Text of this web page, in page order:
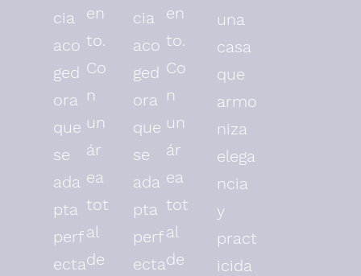
cia
aco
ged
ora
que
se
ada
pta
perf
ecta
en
to.
Co
n
un
ár
ea
tot
al
de
cia
aco
ged
ora
que
se
ada
pta
perf
ecta
en
to.
Co
n
un
ár
ea
tot
al
de
una
casa
que
armo
niza
elega
ncia
y
pract
icida